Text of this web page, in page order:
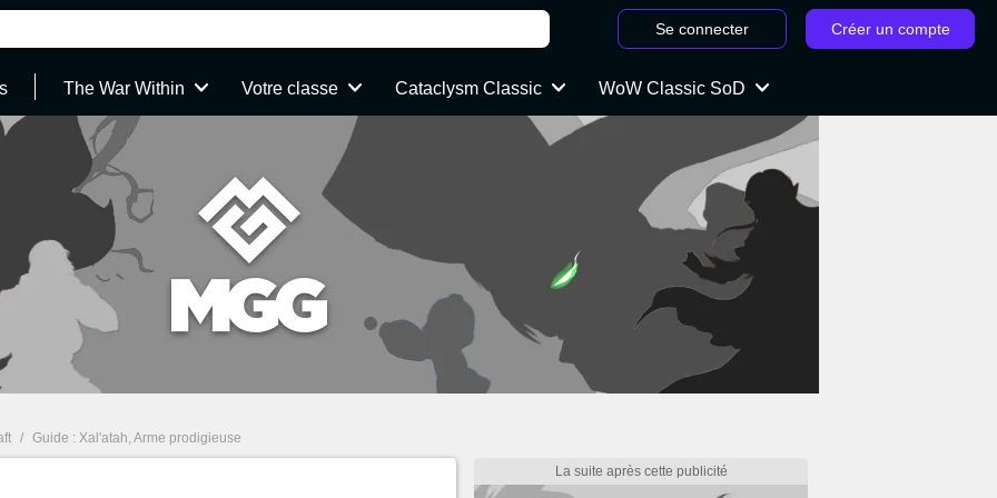
Se connecter Créer un compte
The War Within Votre classe Cataclysm Classic WoW Classic SoD
/ Guide : Xal'atah, Arme prodigieuse